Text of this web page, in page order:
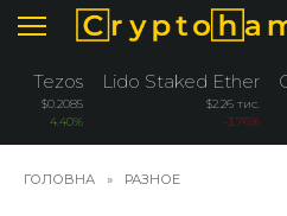
Перейти
до
вмісту
Tezos
$0.2085
4.40%
Lido Staked Ether
$2.26 тис.
-3.76%
ГОЛОВНА » РАЗНОЕ